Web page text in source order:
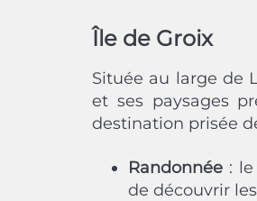
Île de Groix
Située au large de
et ses paysages
destination prisée
Randonnée :
de découvrir